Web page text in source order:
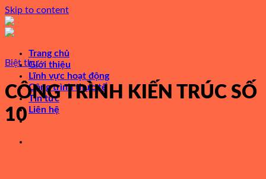
Skip to content
Trang chủ
Giới thiệu
Lĩnh vực hoạt động
Công trình thực tế
Tin tức
Liên hệ
Biệt thự
CÔNG TRÌNH KIẾN TRÚC SỐ
10